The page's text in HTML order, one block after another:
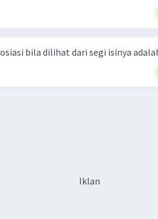
oleh Allah swt. Semoga kita
Amin ya rabbal alamin.
sanak saudara, bahkan juga di
maka terjalinlah di antara kita
bila dilihat dari segi isinya
Iklan